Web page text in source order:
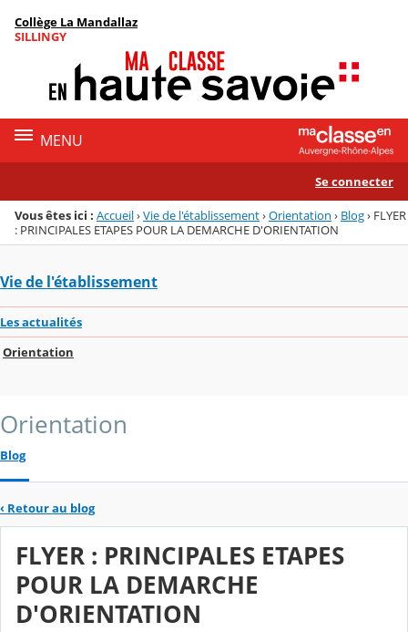
Menu de la rubrique
Contenu
Collège La Mandallaz
SILLINGY
MENU
Se connecter
Vous êtes ici : Accueil›Vie de l'établissement›Orientation › Blog› FLYER
: PRINCIPALES ETAPES POUR LA DEMARCHE D'ORIENTATION
Vie de l'établissement
Les actualités
Orientation
Orientation
Blog
‹ Retour au blog
FLYER : PRINCIPALES ETAPES
POUR LA DEMARCHE
D'ORIENTATION